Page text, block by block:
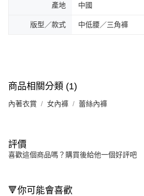
產地 中國
版型／款式 中低腰／三角褲
商品相關分類 (1)
內著衣賞 女內褲 蕾絲內褲
評價
喜歡這個商品嗎？購買後給他一個好評吧
🔻你可能會喜歡